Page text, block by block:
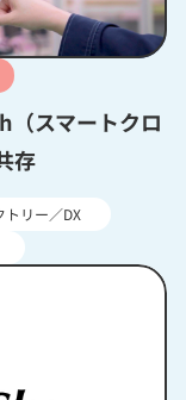
（スマートクロ
存
トリー／DX